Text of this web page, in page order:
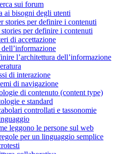
sui forum
ai bisogni degli utenti
stories per definire i contenuti
per definire i contenuti
di accettazione
l’architettura dell’informazione
di interazione
di navigazione
di contenuto (content type)
e standard
controllati e tassonomie
leggono le persone sul web
per un linguaggio semplice